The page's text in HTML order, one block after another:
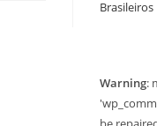
Brasileiros
Warning: